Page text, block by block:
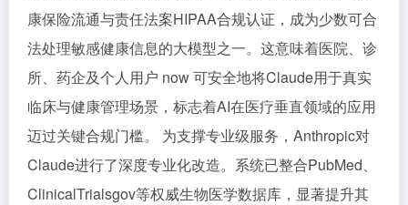
康保险流通与责任法案HIPAA合规认证，成为少数可合
法处理敏感健康信息的大模型之一。这意味着医院、诊
所、药企及个人用户 now 可安全地将Claude用于真实
临床与健康管理场景，标志着AI在医疗垂直领域的应用
迈过关键合规门槛。 为支撑专业级服务，Anthropic对
Claude进行了深度专业化改造。系统已整合PubMed、
ClinicalTrialsgov等权威生物医学数据库，显著提升其